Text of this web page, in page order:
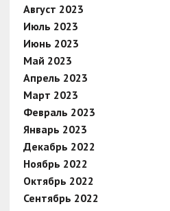
Август 2023
Июль 2023
Июнь 2023
Май 2023
Апрель 2023
Март 2023
Февраль 2023
Январь 2023
Декабрь 2022
Ноябрь 2022
Октябрь 2022
Сентябрь 2022